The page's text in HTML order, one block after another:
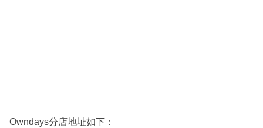
Owndays分店地址如下：